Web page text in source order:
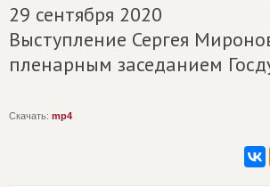
29 сентября 2020
Выступление Сергея
пленарным заседанием
Скачать: mp4